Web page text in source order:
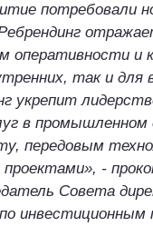
потребовали
Ребрендинг
и
так и для
укрепит
в
передовым
проектами», -
Совета
инвестиционным